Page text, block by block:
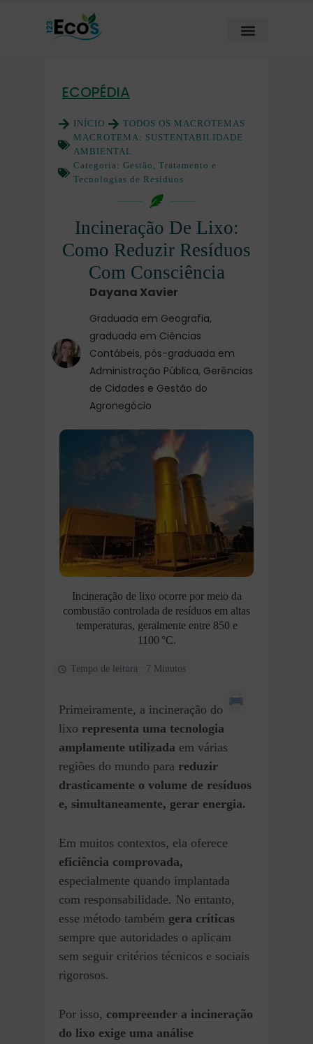
ECOPÉDIA
INÍCIO
TODOS OS MACROTEMAS
MACROTEMA: SUSTENTABILIDADE
AMBIENTAL
Categoria: Gestão, Tratamento e
Tecnologias de Resíduos
Incineração De Lixo:
Como Reduzir Resíduos
Com Consciência
Dayana Xavier
Graduada em Geografia,
graduada em Ciências
Contábeis, pós-graduada em
Administração Pública, Gerências
de Cidades e Gestão do
Agronegócio
Incineração de lixo ocorre por meio da
combustão controlada de resíduos em altas
temperaturas, geralmente entre 850 e
1100 °C.
Tempo de leitura : 7 Minutos
Primeiramente, a incineração do
lixo representa uma tecnologia
amplamente utilizada em várias
regiões do mundo para reduzir
drasticamente o volume de resíduos
e, simultaneamente, gerar energia.
Em muitos contextos, ela oferece
eficiência comprovada,
especialmente quando implantada
com responsabilidade. No entanto,
esse método também gera críticas
sempre que autoridades o aplicam
sem seguir critérios técnicos e sociais
rigorosos.
Por isso, compreender a incineração
do lixo exige uma análise